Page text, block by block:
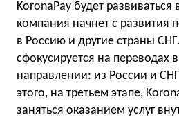
KoronaPay будет развиваться
компания начнет с развития
в Россию и другие страны
сфокусируется на переводах
направлении: из России и
этого, на третьем этапе,
заняться оказанием услуг